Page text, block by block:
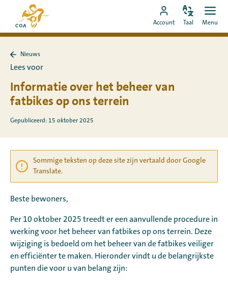
naar
content
Naar
de
startpagina
MyCOA
Ga
naar
Account
Pas
taal
Taal Menu
naar
Nieuws
Lees voor
Informatie over het beheer van
fatbikes op ons terrein
Gepubliceerd: 15 oktober 2025
Sommige teksten op deze site zijn vertaald door Google
Translate.
Beste bewoners,
Per 10 oktober 2025 treedt er een aanvullende procedure in
werking voor het beheer van fatbikes op ons terrein. Deze
wijziging is bedoeld om het beheer van de fatbikes veiliger
en efficiënter te maken. Hieronder vindt u de belangrijkste
punten die voor u van belang zijn: